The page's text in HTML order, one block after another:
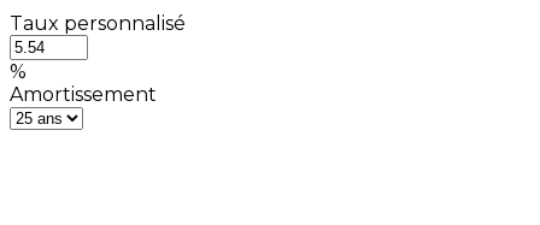
Taux personnalisé
%
Amortissement